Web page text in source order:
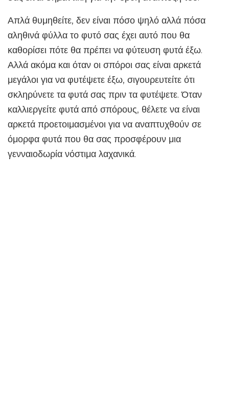
Απλά θυμηθείτε, δεν είναι πόσο ψηλό αλλά πόσα
αληθινά φύλλα το φυτό σας έχει αυτό που θα
καθορίσει πότε θα πρέπει να φύτευση φυτά έξω.
Αλλά ακόμα και όταν οι σπόροι σας είναι αρκετά
μεγάλοι για να φυτέψετε έξω, σιγουρευτείτε ότι
σκληρύνετε τα φυτά σας πριν τα φυτέψετε. Όταν
καλλιεργείτε φυτά από σπόρους, θέλετε να είναι
αρκετά προετοιμασμένοι για να αναπτυχθούν σε
όμορφα φυτά που θα σας προσφέρουν μια
γενναιοδωρία νόστιμα λαχανικά.